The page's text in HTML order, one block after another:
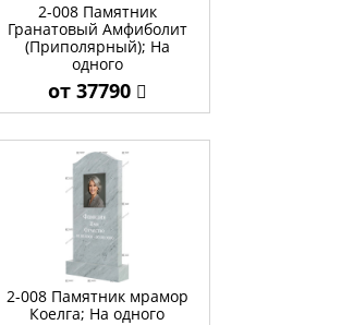
2-008 Памятник
Гранатовый Амфиболит
(Приполярный); На
одного
от 37790
2-008 Памятник мрамор
Коелга; На одного